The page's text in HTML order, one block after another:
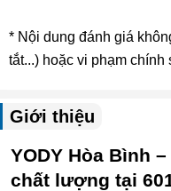
* Nội dung đánh giá
tắt...) hoặc vi phạm chính
Giới thiệu
YODY Hòa Bình
chất lượng tại